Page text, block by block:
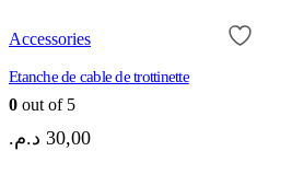
Accessories
Etanche de cable de trottinette
0 out of 5
30,00 د.م.